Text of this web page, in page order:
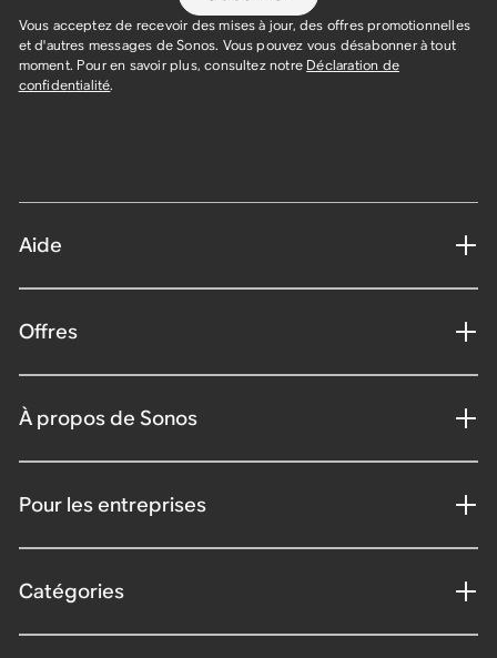
Vous acceptez de recevoir des mises à jour, des offres promotionnelles
et d'autres messages de Sonos. Vous pouvez vous désabonner à tout
moment. Pour en savoir plus, consultez notre Déclaration de
confidentialité.
Aide
Offres
À propos de Sonos
Pour les entreprises
Catégories